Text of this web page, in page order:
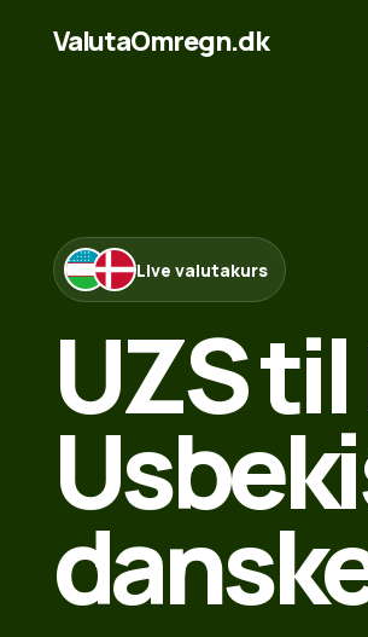
ValutaOmregn.dk
Live valutakurs
UZS til